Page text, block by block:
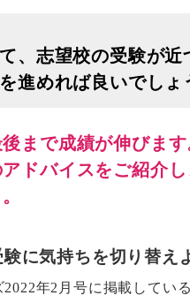
、志望校の受験が
進めれば良いでし
まで成績が伸びま
ドバイスをご紹介
に気持ちを切り替え
年2月号に掲載してい